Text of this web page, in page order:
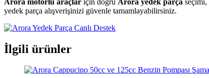
yedek parça alışverişinizi güvenle tamamlayabilirsiniz.
İlgili ürünler